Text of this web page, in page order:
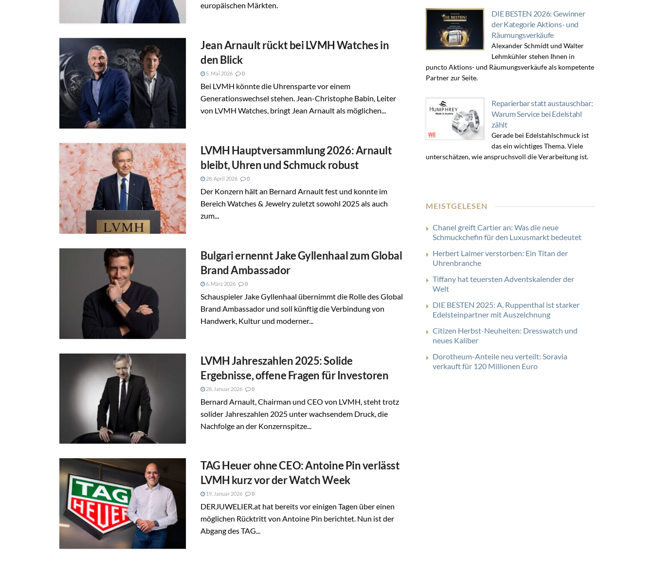
europäischen Märkten.
Jean Arnault rückt bei LVMH Watches in
den Blick
5. Mai 2026 0
Bei LVMH könnte die Uhrensparte vor einem
Generationswechsel stehen. Jean-Christophe Babin, Leiter
von LVMH Watches, bringt Jean Arnault als möglichen...
LVMH Hauptversammlung 2026: Arnault
bleibt, Uhren und Schmuck robust
28. April 2026 0
Der Konzern hält an Bernard Arnault fest und konnte im
Bereich Watches & Jewelry zuletzt sowohl 2025 als auch
zum...
Bulgari ernennt Jake Gyllenhaal zum Global
Brand Ambassador
6. März 2026 0
Schauspieler Jake Gyllenhaal übernimmt die Rolle des Global
Brand Ambassador und soll künftig die Verbindung von
Handwerk, Kultur und moderner...
LVMH Jahreszahlen 2025: Solide
Ergebnisse, offene Fragen für Investoren
28. Januar 2026 0
Bernard Arnault, Chairman und CEO von LVMH, steht trotz
solider Jahreszahlen 2025 unter wachsendem Druck, die
Nachfolge an der Konzernspitze...
TAG Heuer ohne CEO: Antoine Pin verlässt
LVMH kurz vor der Watch Week
19. Januar 2026 0
DERJUWELIER.at hat bereits vor einigen Tagen über einen
möglichen Rücktritt von Antoine Pin berichtet. Nun ist der
Abgang des TAG...
DIE BESTEN 2026: Gewinner
der Kategorie Aktions- und
Räumungsverkäufe
Alexander Schmidt und Walter
Lehmkühler stehen Ihnen in
puncto Aktions- und Räumungsverkäufe als kompetente
Partner zur Seite.
Reparierbar statt austauschbar:
Warum Service bei Edelstahl
zählt
Gerade bei Edelstahlschmuck ist
das ein wichtiges Thema. Viele
unterschätzen, wie anspruchsvoll die Verarbeitung ist.
MEISTGELESEN
Chanel greift Cartier an: Was die neue
Schmuckchefin für den Luxusmarkt bedeutet
Herbert Laimer verstorben: Ein Titan der
Uhrenbranche
Tiffany hat teuersten Adventskalender der
Welt
DIE BESTEN 2025: A. Ruppenthal ist starker
Edelsteinpartner mit Auszeichnung
Citizen Herbst-Neuheiten: Dresswatch und
neues Kaliber
Dorotheum-Anteile neu verteilt: Soravia
verkauft für 120 Millionen Euro